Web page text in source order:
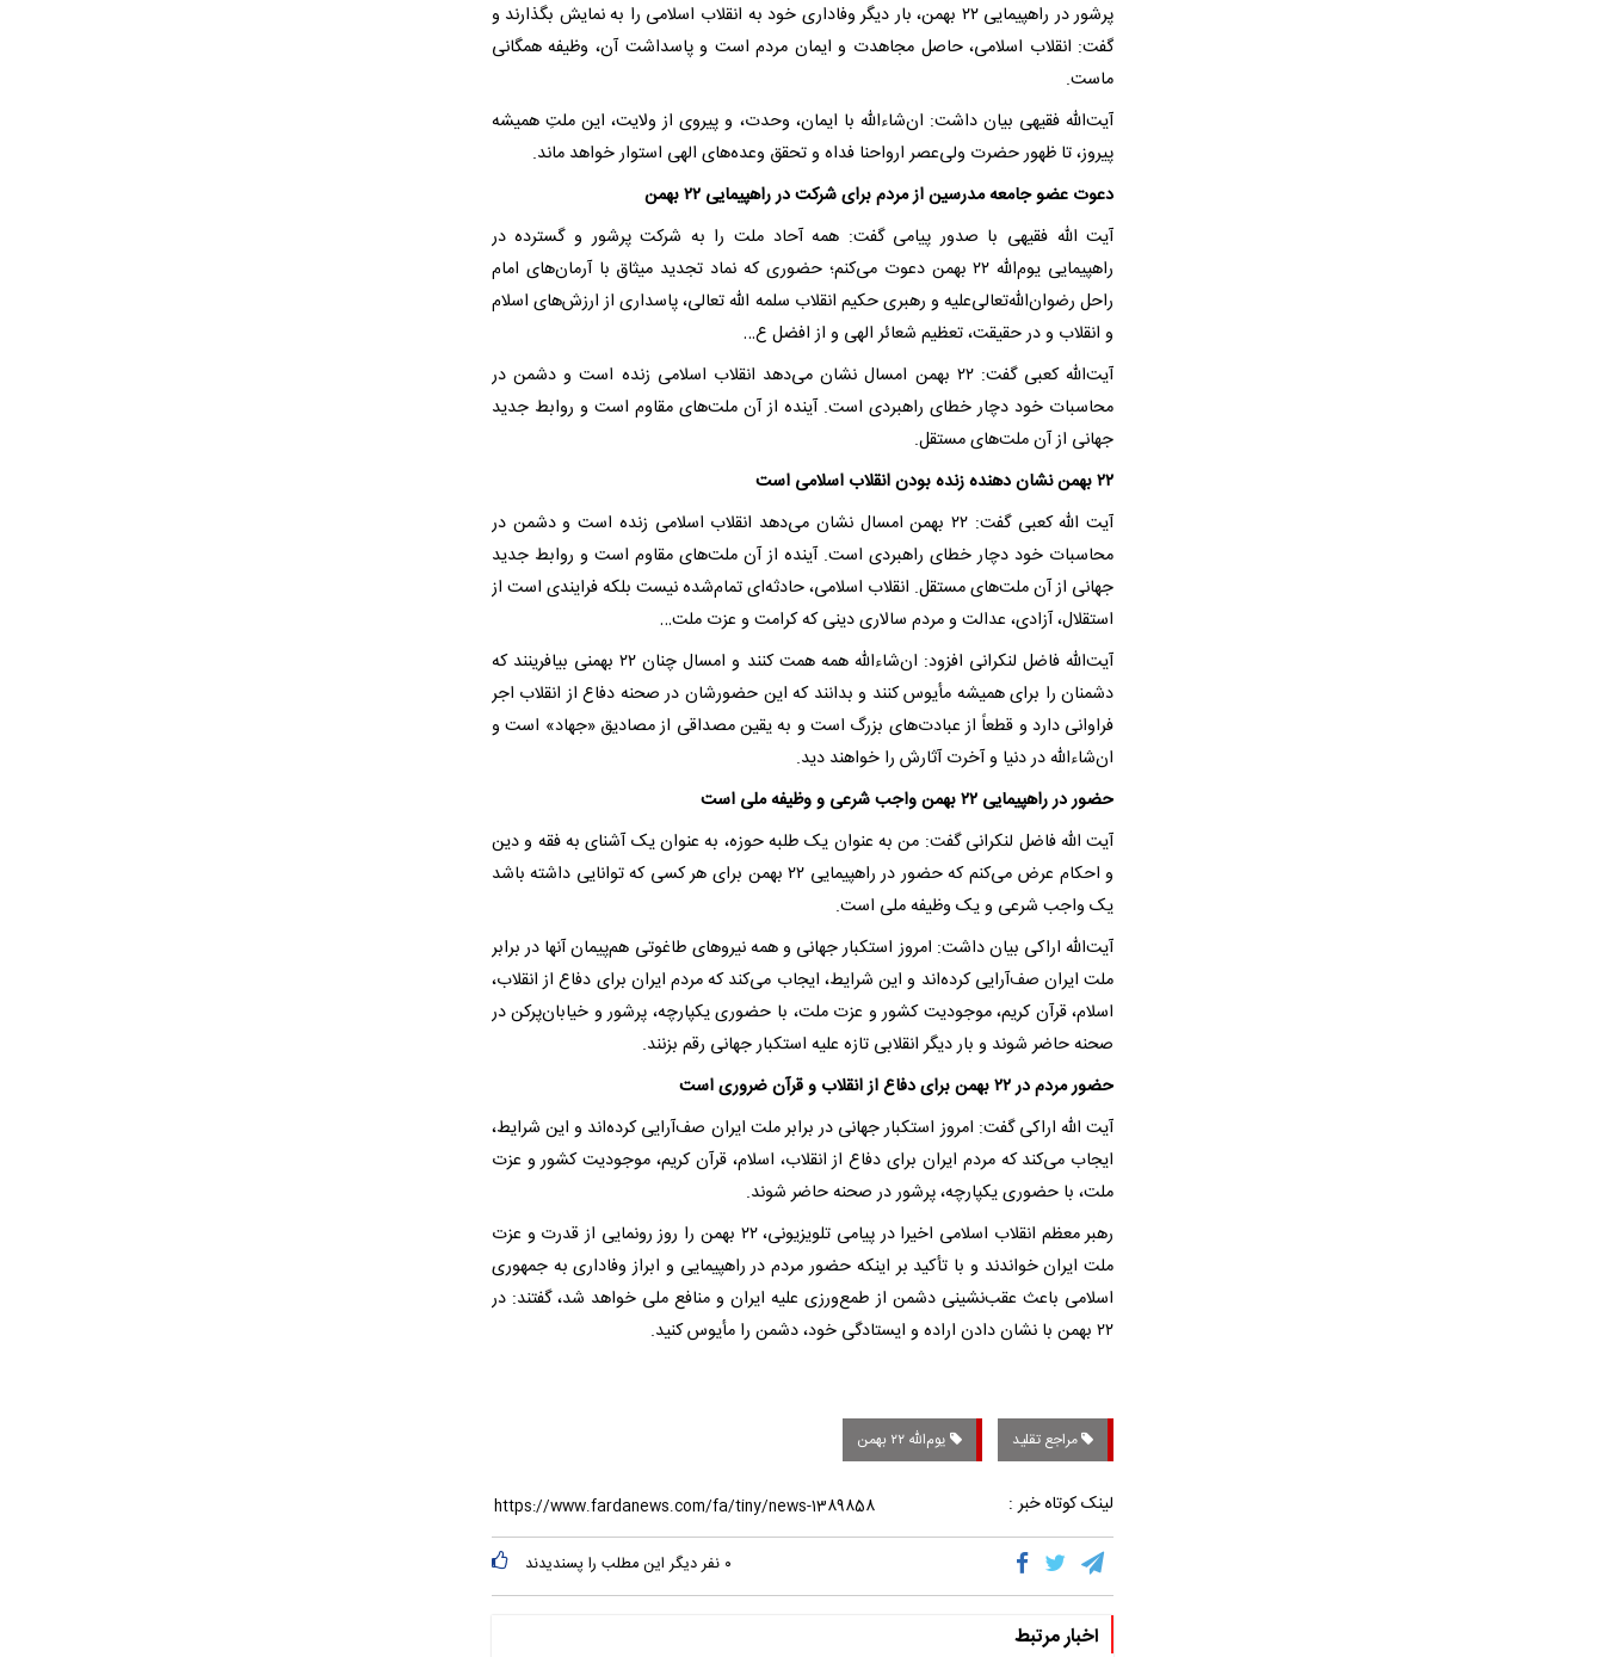
پرشور در راهپیمایی ۲۲ بهمن، بار دیگر وفاداری خود به انقلاب اسلامی را به نمایش بگذارند و
گفت: انقلاب اسلامی، حاصل مجاهدت و ایمان مردم است و پاسداشت آن، وظیفه همگانی
ماست.
آیت‌الله فقیهی بیان داشت: ان‌شاءالله با ایمان، وحدت، و پیروی از ولایت، این ملتِ همیشه
پیروز، تا ظهور حضرت ولی‌عصر ارواحنا فداه و تحقق وعده‌های الهی استوار خواهد ماند.
دعوت عضو جامعه مدرسین از مردم برای شرکت در راهپیمایی ۲۲ بهمن
آیت الله فقیهی با صدور پیامی گفت: همه‌ آحاد ملت را به شرکت پرشور و گسترده در
راهپیمایی یوم‌الله ۲۲ بهمن دعوت می‌کنم؛ حضوری که نماد تجدید میثاق با آرمان‌های امام
راحل رضوان‌الله‌تعالی‌علیه و رهبری حکیم انقلاب سلمه الله تعالی، پاسداری از ارزش‌های اسلام
و انقلاب و در حقیقت، تعظیم شعائر الهی و از افضل ع…
آیت‌الله کعبی گفت: ۲۲ بهمن امسال نشان می‌دهد انقلاب اسلامی زنده است و دشمن در
محاسبات خود دچار خطای راهبردی است. آینده از آن ملت‌های مقاوم است و روابط جدید
جهانی از آن ملت‌های مستقل.
۲۲ بهمن نشان دهنده زنده بودن انقلاب اسلامی است
آیت الله کعبی گفت: ۲۲ بهمن امسال نشان می‌دهد انقلاب اسلامی زنده است و دشمن در
محاسبات خود دچار خطای راهبردی است. آینده از آن ملت‌های مقاوم است و روابط جدید
جهانی از آن ملت‌های مستقل. انقلاب اسلامی، حادثه‌ای تمام‌شده نیست بلکه فرایندی است از
استقلال، آزادی، عدالت و مردم سالاری دینی که کرامت و عزت ملت…
آیت‌الله فاضل لنکرانی افزود: ان‌شاءالله همه همت کنند و امسال چنان ۲۲ بهمنی بیافرینند که
دشمنان را برای همیشه مأیوس کنند و بدانند که این حضورشان در صحنه دفاع از انقلاب اجر
فراوانی دارد و قطعاً از عبادت‌های بزرگ است و به یقین مصداقی از مصادیق «جهاد» است و
ان‌شاءالله در دنیا و آخرت آثارش را خواهند دید.
حضور در راهپیمایی ۲۲ بهمن واجب شرعی و وظیفه ملی است
آیت الله فاضل لنکرانی گفت: من به عنوان یک طلبه حوزه، به عنوان یک آشنای به فقه و دین
و احکام عرض می‌کنم که حضور در راهپیمایی ۲۲ بهمن برای هر کسی که توانایی داشته باشد
یک واجب شرعی و یک وظیفه ملی است.
آیت‌الله اراکی بیان داشت: امروز استکبار جهانی و همه نیرو‌های طاغوتی هم‌پیمان آنها در برابر
ملت ایران صف‌آرایی کرده‌اند و این شرایط، ایجاب می‌کند که مردم ایران برای دفاع از انقلاب،
اسلام، قرآن کریم، موجودیت کشور و عزت ملت، با حضوری یکپارچه، پرشور و خیابان‌پرکن در
صحنه حاضر شوند و بار دیگر انقلابی تازه علیه استکبار جهانی رقم بزنند.
حضور مردم در ۲۲ بهمن برای دفاع از انقلاب و قرآن ضروری است
آیت الله اراکی گفت: امروز استکبار جهانی در برابر ملت ایران صف‌آرایی کرده‌اند و این شرایط،
ایجاب می‌کند که مردم ایران برای دفاع از انقلاب، اسلام، قرآن کریم، موجودیت کشور و عزت
ملت، با حضوری یکپارچه، پرشور در صحنه حاضر شوند.
رهبر معظم انقلاب اسلامی اخیرا در پیامی تلویزیونی، ۲۲ بهمن را روز رونمایی از قدرت و عزت
ملت ایران خواندند و با تأکید بر اینکه حضور مردم در راهپیمایی و ابراز وفاداری به جمهوری
اسلامی باعث عقب‌نشینی دشمن از طمع‌ورزی علیه ایران و منافع ملی خواهد شد، گفتند: در
۲۲ بهمن با نشان دادن اراده و ایستادگی خود، دشمن را مأیوس کنید.
مراجع تقلید یوم‌الله ۲۲ بهمن
لینک کوتاه خبر :
۰ نفر دیگر این مطلب را پسندیدند
اخبار مرتبط